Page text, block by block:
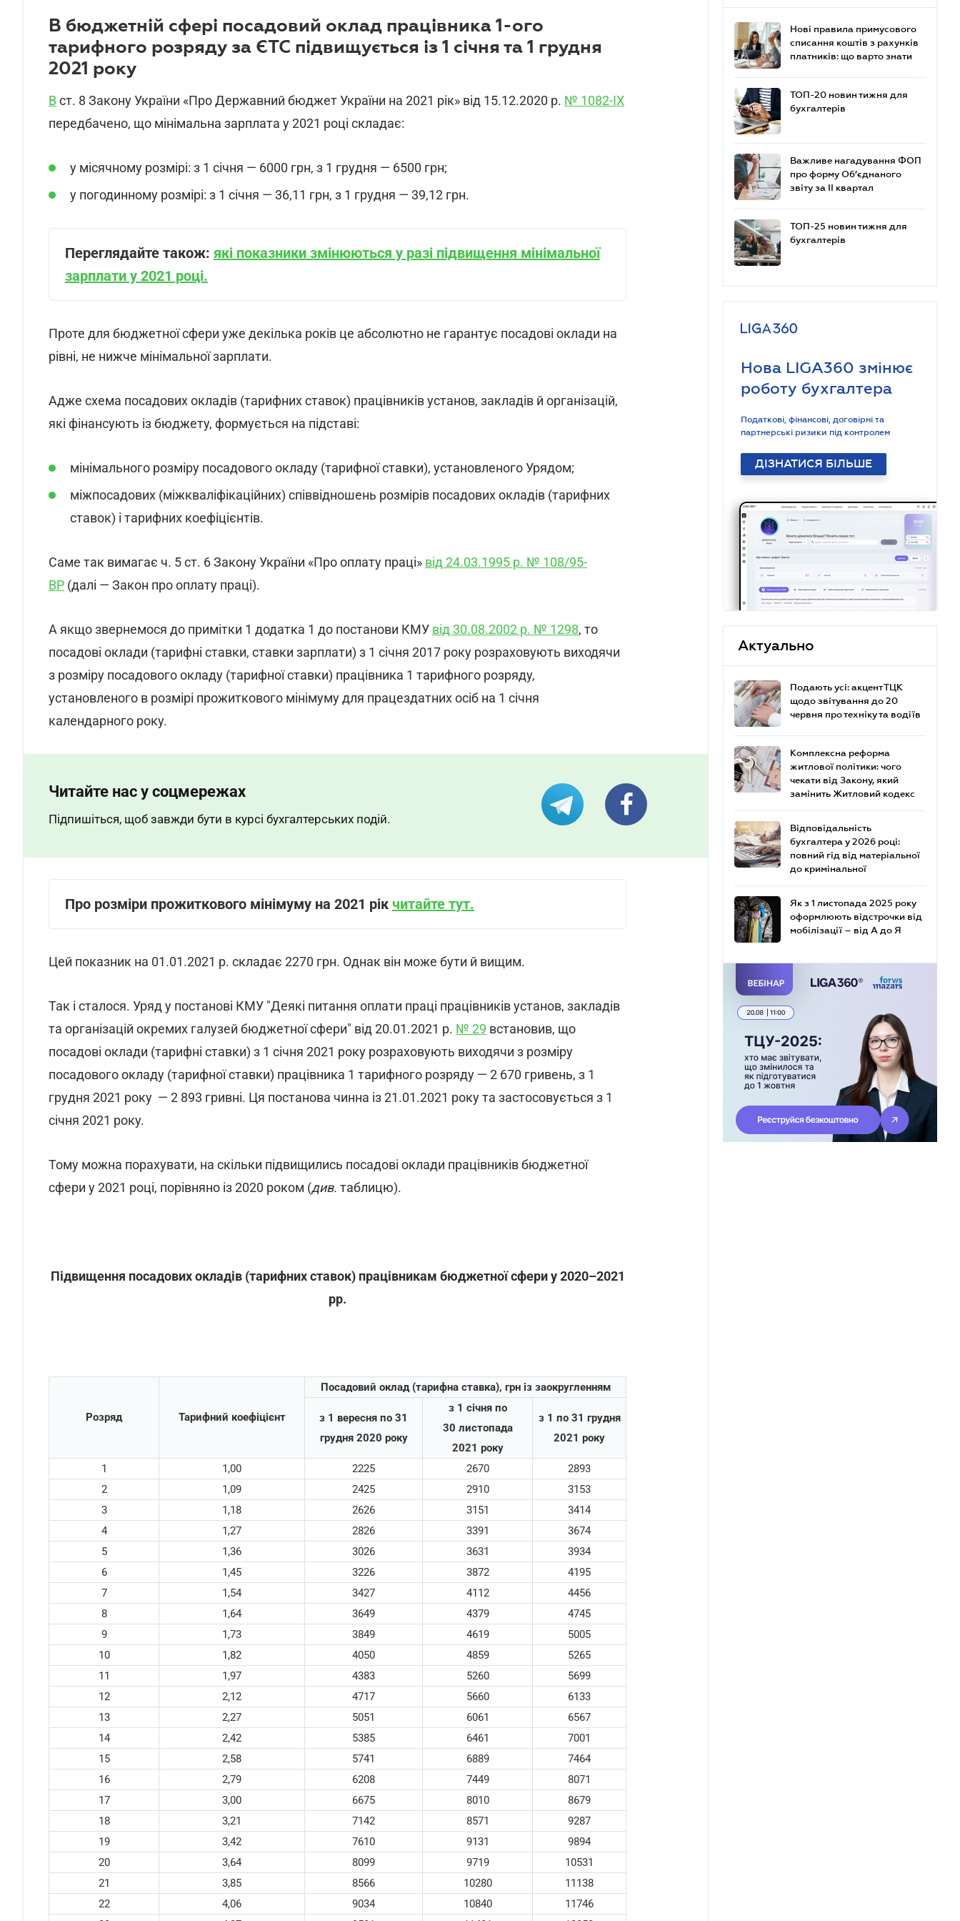
В бюджетній сфері посадовий оклад працівника 1-ого
тарифного розряду за ЄТС підвищується із 1 січня та 1 грудня
2021 року
Вст. 8 Закону України «Про Державний бюджет України на 2021 рік» від 15.12.2020 р. № 1082-IX
передбачено, що мінімальна зарплата у 2021 році складає:
у місячному розмірі: з 1 січня — 6000 грн, з 1 грудня — 6500 грн;
у погодинному розмірі: з 1 січня — 36,11 грн, з 1 грудня — 39,12 грн.
Переглядайте також: які показники змінюються у разі підвищення мінімальної
зарплати у 2021 році.
Проте для бюджетної сфери уже декілька років це абсолютно не гарантує посадові оклади на
рівні, не нижче мінімальної зарплати.
Адже схема посадових окладів (тарифних ставок) працівників установ, закладів й організацій,
які фінансують із бюджету, формується на підставі:
мінімального розміру посадового окладу (тарифної ставки), установленого Урядом;
міжпосадових (міжкваліфікаційних) співвідношень розмірів посадових окладів (тарифних
ставок) і тарифних коефіцієнтів.
Саме так вимагає ч. 5 ст. 6 Закону України «Про оплату праці» від 24.03.1995 р. № 108/95-
ВР (далі — Закон про оплату праці).
А якщо звернемося до примітки 1 додатка 1 до постанови КМУ від 30.08.2002 р. № 1298, то
посадові оклади (тарифні ставки, ставки зарплати) з 1 січня 2017 року розраховують виходячи
з розміру посадового окладу (тарифної ставки) працівника 1 тарифного розряду,
установленого в розмірі прожиткового мінімуму для працездатних осіб на 1 січня
календарного року.
Читайте нас у соцмережах
Підпишіться, щоб завжди бути в курсі бухгалтерських подій.
Про розміри прожиткового мінімуму на 2021 рік читайте тут.
Цей показник на 01.01.2021 р. складає 2270 грн. Однак він може бути й вищим.
Так і сталося. Уряд у постанові КМУ "Деякі питання оплати праці працівників установ, закладів
та організацій окремих галузей бюджетної сфери" від 20.01.2021 р. № 29 встановив, що
посадові оклади (тарифні ставки) з 1 січня 2021 року розраховують виходячи з розміру
посадового окладу (тарифної ставки) працівника 1 тарифного розряду — 2 670 гривень, з 1
грудня 2021 року — 2 893 гривні. Ця постанова чинна із 21.01.2021 року та застосовується з 1
січня 2021 року.
Тому можна порахувати, на скільки підвищились посадові оклади працівників бюджетної
сфери у 2021 році, порівняно із 2020 роком (див. таблицю).
Підвищення посадових окладів (тарифних ставок) працівникам бюджетної сфери у 2020–2021
рр.
Розряд Тарифний коефіцієнт
Посадовий оклад (тарифна ставка), грн із заокругленням
з 1 вересня по 31
грудня 2020 року
з 1 січня по
30 листопада
2021 року
з 1 по 31 грудня
2021 року
1 1,00 2225 2670
2893
2
1,09 2425 2910
3153
3
1,18 2626 3151
3414
4
1,27 2826 3391
3674
5
1,36 3026 3631
3934
6
1,45 3226 3872
4195
7
1,54 3427 4112
4456
8
1,64 3649 4379
4745
9
1,73 3849 4619
5005
10
1,82 4050 4859
5265
11
1,97 4383 5260
5699
12
2,12 4717 5660
6133
13
2,27 5051 6061
6567
14
2,42 5385 6461
7001
15
2,58 5741 6889
7464
16
2,79 6208 7449
8071
17
3,00 6675 8010
8679
18
3,21 7142 8571
9287
19
3,42 7610 9131
9894
20
3,64 8099 9719
10531
21
3,85 8566 10280
11138
22
4,06 9034 10840
11746
Нові правила примусового
списання коштів з рахунків
платників: що варто знати
ТОП-20 новин тижня для
бухгалтерів
Важливе нагадування ФОП
про форму Об’єднаного
звіту за ІІ квартал
ТОП-25 новин тижня для
бухгалтерів
Нова LIGA360 змінює
роботу бухгалтера
Податкові, фінансові, договірні та
партнерські ризики під контролем
ДІЗНАТИСЯ БІЛЬШЕ
Актуально
Подають усі: акцент ТЦК
щодо звітування до 20
червня про техніку та водіїв
Комплексна реформа
житлової політики: чого
чекати від Закону, який
замінить Житловий кодекс
Відповідальність
бухгалтера у 2026 році:
повний гід від матеріальної
до кримінальної
Як з 1 листопада 2025 року
оформлюють відстрочки від
мобілізації – від А до Я